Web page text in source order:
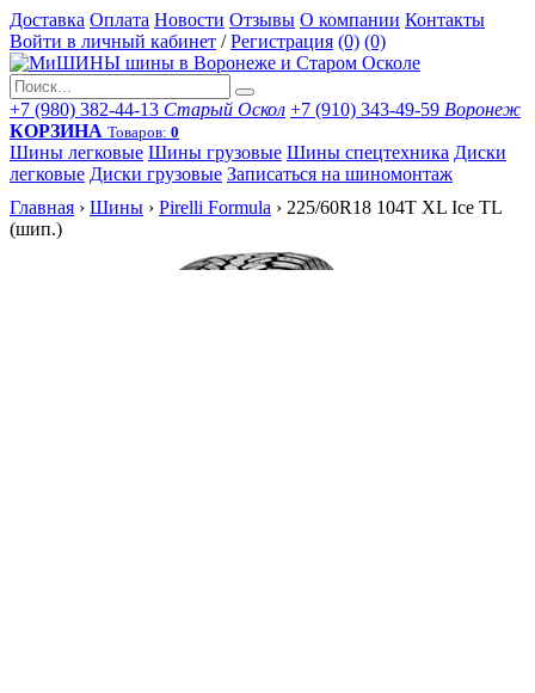
Доставка Оплата Новости Отзывы О компании Контакты
Войти в личный кабинет / Регистрация (0) (0)
+7 (980) 382-44-13 Старый Оскол +7 (910) 343-49-59 Воронеж
КОРЗИНА Товаров: 0
Шины легковые Шины грузовые Шины спецтехника Диски
легковые Диски грузовые Записаться на шиномонтаж
Главная › Шины › Pirelli Formula › 225/60R18 104T XL Ice TL
(шип.)